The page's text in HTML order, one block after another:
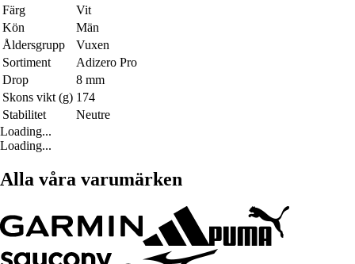
Färg
Vit
Kön
Män
Åldersgrupp
Vuxen
Sortiment
Adizero Pro
Drop
8 mm
Skons vikt (g) 174
Stabilitet
Neutre
Loading...
Loading...
Alla våra varumärken